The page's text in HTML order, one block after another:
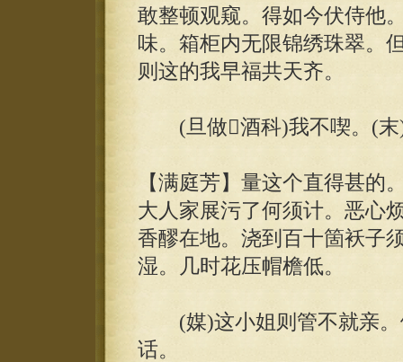
敢整顿观窥。得如今伏侍他
味。箱柜内无限锦绣珠翠。
则这的我早福共天齐。
(旦做酒科)我不喫。(末
【满庭芳】量这个直得甚的
大人家展污了何须计。恶心
香醪在地。浇到百十箇袄子
湿。几时花压帽檐低。
(媒)这小姐则管不就亲。
话。